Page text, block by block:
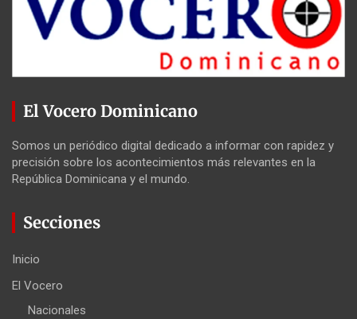
El Vocero Dominicano
Somos un periódico digital dedicado a informar con rapidez y
precisión sobre los acontecimientos más relevantes en la
República Dominicana y el mundo.
Secciones
Inicio
El Vocero
Nacionales